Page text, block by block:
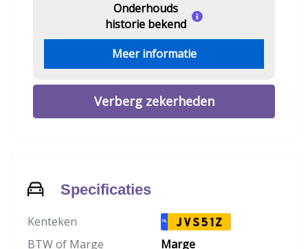
Onderhouds
historie bekend
Meer informatie
Verberg zekerheden
Specificaties
Kenteken NL JVS51Z
BTW of Marge
Marge